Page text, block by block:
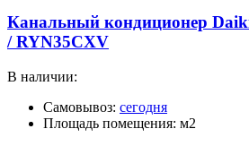
Канальный кондиционер
/ RYN35CXV
В наличии:
Самовывоз: сегодня
Площадь помещения: м2